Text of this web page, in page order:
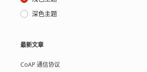
深色主题
最新文章
CoAP 通信协议